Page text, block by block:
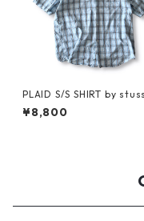
PLAID S/S SHIRT by
¥8,800